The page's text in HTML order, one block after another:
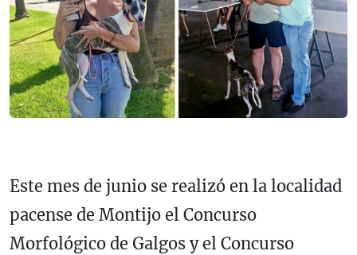
Este mes de junio se realizó en la localidad
pacense de Montijo el Concurso
Morfológico de Galgos y el Concurso